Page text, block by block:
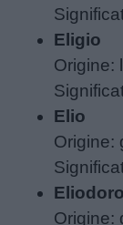
Menu
Schede
didattiche
Eligio
Origine:
Elio
Origine:
Eliodoro
Origine: